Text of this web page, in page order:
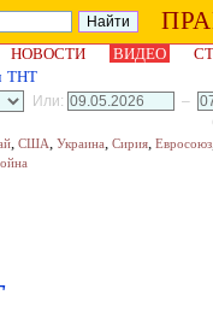
НОВОСТИ ВИДЕО
ТНТ
Или:
–
, США, Украина, Сирия, Евросоюз